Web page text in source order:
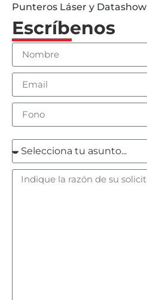
Punteros Láser y Datashow
Escríbenos